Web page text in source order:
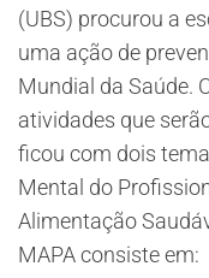
(UBS) procurou a
uma ação de
Mundial da Saúde.
atividades que
ficou com dois
Mental do
Alimentação
MAPA consiste em: